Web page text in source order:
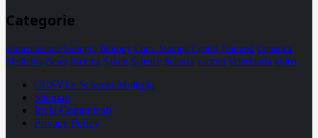
Categorie
alimentazione biologia Biology Com. Stampa Epatiti featured Genetica
Medicina News Ricerca Salute Science Scienza vaccini Veterinaria video
CCSVI e Sclerosi Multipla
Sitemap
Invia Comunicati
Privacy Policy